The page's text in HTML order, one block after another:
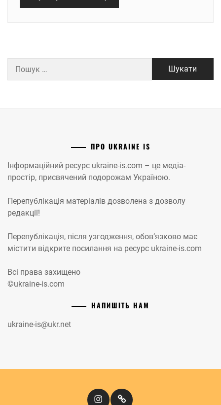
ПРО UKRAINE IS
Інформаційний ресурс ukraine-is.com – це медіа-
простір, присвячений подорожам Україною.
Перепублікація матеріалів дозволена з дозволу
редакції!
Перепублікація, після узгодження, обов’язково має
містити відкрите посилання на ресурс ukraine-is.com
Всі права захищено
©ukraine-is.com
НАПИШІТЬ НАМ
ukraine-is@ukr.net
InstagramКіномандри